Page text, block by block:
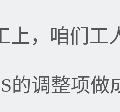
上，咱们工
的调整项做